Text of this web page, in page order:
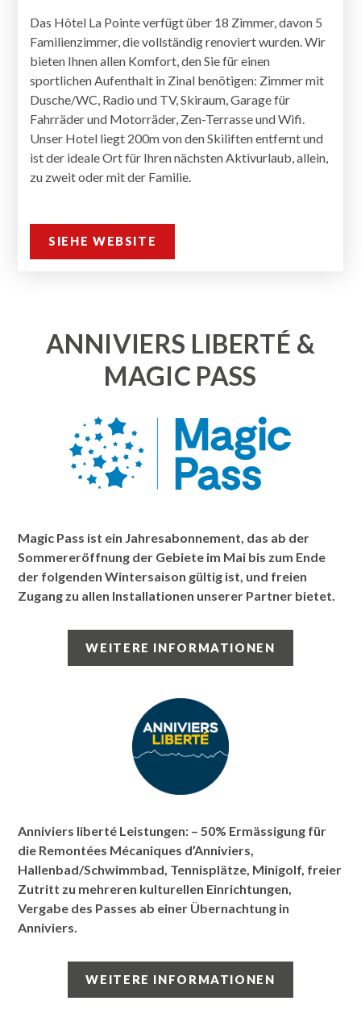
Das Hôtel La Pointe verfügt über 18 Zimmer, davon 5
Familienzimmer, die vollständig renoviert wurden. Wir
bieten Ihnen allen Komfort, den Sie für einen
sportlichen Aufenthalt in Zinal benötigen: Zimmer mit
Dusche/WC, Radio und TV, Skiraum, Garage für
Fahrräder und Motorräder, Zen-Terrasse und Wifi.
Unser Hotel liegt 200m von den Skiliften entfernt und
ist der ideale Ort für Ihren nächsten Aktivurlaub, allein,
zu zweit oder mit der Familie.
SIEHE WEBSITE
ANNIVIERS LIBERTÉ &
MAGIC PASS
Magic Pass ist ein Jahresabonnement, das ab der
Sommereröffnung der Gebiete im Mai bis zum Ende
der folgenden Wintersaison gültig ist, und freien
Zugang zu allen Installationen unserer Partner bietet.
WEITERE INFORMATIONEN
Anniviers liberté Leistungen: – 50% Ermässigung für
die Remontées Mécaniques d’Anniviers,
Hallenbad/Schwimmbad, Tennisplätze, Minigolf, freier
Zutritt zu mehreren kulturellen Einrichtungen,
Vergabe des Passes ab einer Übernachtung in
Anniviers.
WEITERE INFORMATIONEN